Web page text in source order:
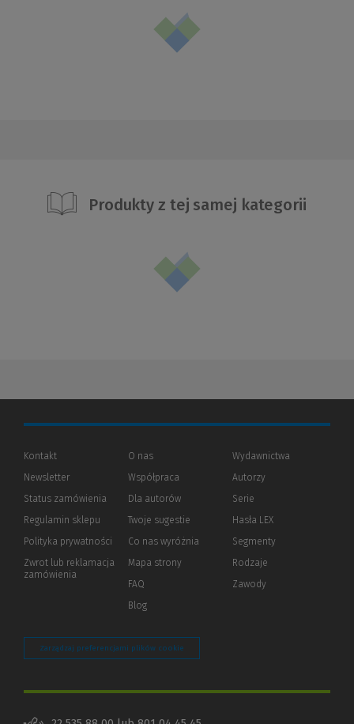
Produkty z tej samej kategorii
Kontakt
Newsletter
Status zamówienia
Regulamin sklepu
Polityka prywatności (Nowe
(Link
innej
Zwrot lub reklamacja
zamówienia
O nas
Współpraca
Dla autorów(Nowe
(Link
innej
strony)
Twoje sugestie
Co nas wyróżnia
Mapa strony
FAQ
Blog
Wydawnictwa
Autorzy
Serie
Hasła LEX
Segmenty
Rodzaje
Zawody
Zarządzaj preferencjami plików cookie